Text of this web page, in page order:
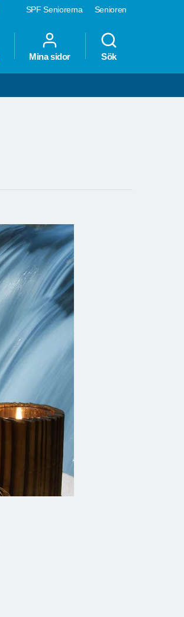
SPF Seniorerna Senioren
Mina sidor Sök